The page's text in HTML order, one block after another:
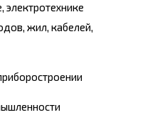
электротехнике
жил, кабелей,